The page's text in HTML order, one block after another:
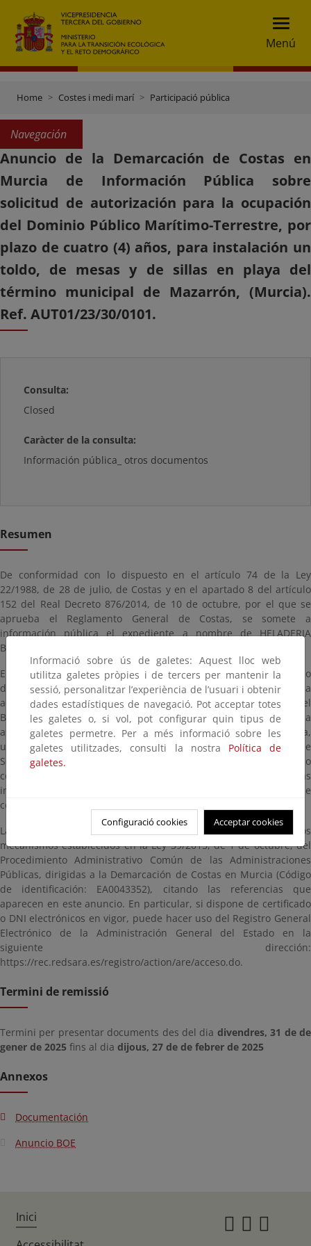
Menú
Home Costes i medi marí Participació pública
Navegación
Anuncio de la Demarcación de Costas en
Murcia de Información Pública sobre
solicitud de autorización para la ocupación
del Dominio Público Marítimo-Terrestre, por
plazo de cuatro (4) años, para instalación un
toldo, de mesas y de sillas en playa del
término municipal de Mazarrón, (Murcia).
Ref. AUT01/23/30/0101.
Consulta:
Closed
Caràcter de la consulta:
Información pública_ otros documentos
Resumen
De conformidad con lo dispuesto en el artículo 74 de la Ley
22/1988, de 28 de julio, de Costas y en el apartado 8 del artículo
152 del Real Decreto 876/2014, de 10 de octubre, por el que se
aprueba el Reglamento General de Costas, se somete a
información pública el expediente a nombre de HELADERIA
BORONDO., referencia AUT01/23/30/0101.
El expediente estará a disposición del público durante un plazo
de veinte (20) días hábiles, contados a partir del día siguiente a
aquél en que tenga lugar la publicación de este anuncio en el
Boletín Oficial del Estado, pudiendo ser examinado en esta página
así como en las oficinas de la Demarcación de Costas en Murcia,
ubicadas en Avenida Alfonso X “El Sabio”, 6 – 1ª planta, Edificio de
Servicios Múltiples, 30071, Murcia, en días hábiles y en horario
comprendido entre las 9:00 y las 14:00 horas. Para evitar esperas
innecesarias puede solicitar cita previa a través de la dirección de
correo electrónico bzn-dcmurcia@miteco.es
Las alegaciones y observaciones se presentarán según los
mecanismos establecidos en la Ley 39/2015, de 1 de octubre, del
Procedimiento Administrativo Común de las Administraciones
Públicas, dirigidas a la Demarcación de Costas en Murcia (Código
de identificación: EA0043352), citando las referencias que
aparecen en este anuncio. En particular, si dispone de certificado
o DNI electrónicos en vigor, puede hacer uso del Registro General
Electrónico de la Administración General del Estado en la
siguiente dirección:
https://rec.redsara.es/registro/action/are/acceso.do.
Termini de remissió
Termini per presentar documents des del dia divendres, 31 de de
gener de 2025 fins al dia dijous, 27 de de febrer de 2025
Annexos
Documentación
Anuncio BOE
Informació sobre ús de galetes: Aquest lloc web
utilitza galetes pròpies i de tercers per mantenir la
sessió, personalitzar l’experiència de l’usuari i obtenir
dades estadístiques de navegació. Pot acceptar totes
les galetes o, si vol, pot configurar quin tipus de
galetes permetre. Per a més informació sobre les
galetes utilitzades, consulti la nostra Política de
galetes.
Configuració cookies Acceptar cookies
Inici